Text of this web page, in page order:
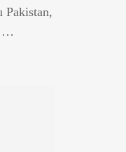
Pakistan,
…